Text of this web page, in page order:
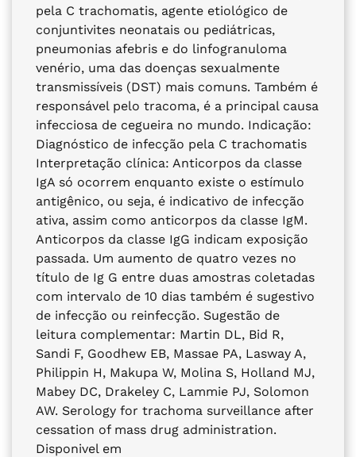
pela C trachomatis, agente etiológico de
conjuntivites neonatais ou pediátricas,
pneumonias afebris e do linfogranuloma
venério, uma das doenças sexualmente
transmissíveis (DST) mais comuns. Também é
responsável pelo tracoma, é a principal causa
infecciosa de cegueira no mundo. Indicação:
Diagnóstico de infecção pela C trachomatis
Interpretação clínica: Anticorpos da classe
IgA só ocorrem enquanto existe o estímulo
antigênico, ou seja, é indicativo de infecção
ativa, assim como anticorpos da classe IgM.
Anticorpos da classe IgG indicam exposição
passada. Um aumento de quatro vezes no
título de Ig G entre duas amostras coletadas
com intervalo de 10 dias também é sugestivo
de infecção ou reinfecção. Sugestão de
leitura complementar: Martin DL, Bid R,
Sandi F, Goodhew EB, Massae PA, Lasway A,
Philippin H, Makupa W, Molina S, Holland MJ,
Mabey DC, Drakeley C, Lammie PJ, Solomon
AW. Serology for trachoma surveillance after
cessation of mass drug administration.
Disponivel em